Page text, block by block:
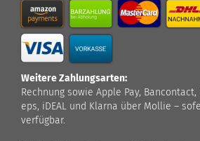
Weitere Zahlungsarten:
Rechnung sowie Apple Pay,
eps, iDEAL und Klarna über Mollie –
verfügbar.